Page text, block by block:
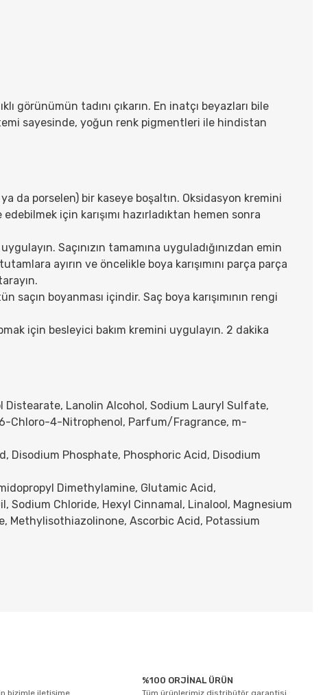
tadını çıkarın. En inatçı beyazları bile
sayesinde, yoğun renk pigmentleri ile hindistan
da porselen) bir kaseye boşaltın. Oksidasyon kremini
için karışımı hazırladıktan hemen sonra
Saçınızın tamamına uyguladığınızdan emin
ayırın ve öncelikle boya karışımını parça parça
boyanması içindir. Saç boya karışımının rengi
için besleyici bakım kremini uygulayın. 2 dakika
Distearate, Lanolin Alcohol, Sodium Lauryl Sulfate,
Chloro-4-Nitrophenol, Parfum/Fragrance, m-
Disodium Phosphate, Phosphoric Acid, Disodium
Dimethylamine, Glutamic Acid,
Chloride, Hexyl Cinnamal, Linalool, Magnesium
Methylisothiazolinone, Ascorbic Acid, Potassium
bizimle iletişime
%100 ORJİNAL ÜRÜN
Tüm ürünlerimiz distribütör garantisi